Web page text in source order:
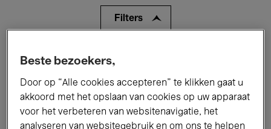
Filters
Alle evenementen
Tentoonstellingen Films
Performances Lezingen & Debatten
Beste bezoekers,
Door op “Alle cookies accepteren” te klikken gaat u
akkoord met het opslaan van cookies op uw apparaat
voor het verbeteren van websitenavigatie, het
analyseren van websitegebruik en om ons te helpen